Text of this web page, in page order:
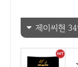
제이씨현